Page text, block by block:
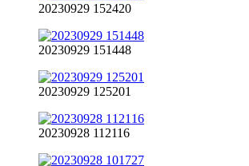
20230929 152420
20230929 151448
20230929 125201
20230928 112116